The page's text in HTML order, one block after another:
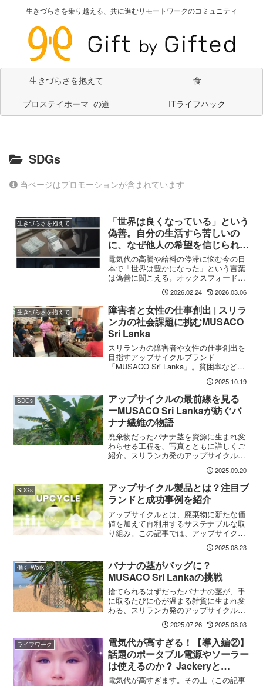
生きづらさを乗り越える、共に進むリモートワークのコミュニティ
生きづらさを抱えて
食
プロステイホーマ−の道
ITライフハック
SDGs
当ページはプロモーションが含まれています
生きづらさを抱えて
「世界は良くなっている」という
偽善。自分の生活すら苦しいの
に、なぜ他人の希望を信じられる
のか？
電気代の高騰や給料の停滞に悩む今の日
本で「世界は豊かになった」という言葉
は偽善に聞こえる。オックスフォード大
学の調査グループOWIDのデータを元
に、1分間に10人の子供が死ぬ残酷な現実
と、それでも人類が成し遂げてきた進歩
の矛盾を読み解きます。
2026.02.24 2026.03.06
生きづらさを抱えて
障害者と女性の仕事創出 | スリラ
ンカの社会課題に挑むMUSACO
Sri Lanka
スリランカの障害者や女性の仕事創出を
目指すアップサイクルブランド
「MUSACO Sri Lanka」。貧困率などの
統計から社会背景を分析し「誰もが地域
の一員として認められる社会」への取り
組みをご紹介。
2025.10.19
SDGs
アップサイクルの最前線を見る
ーMUSACO Sri Lankaが紡ぐバ
ナナ繊維の物語
廃棄物だったバナナ茎を資源に生まれ変
わらせる工程を、写真とともに詳しくご
紹介。スリランカ発のアップサイクルブ
ランド「MUSACO Sri Lanka」の、バナ
ナの茎から糸を紡ぐエコな手仕事は地球
環境を守る取り組みのひとつとして注目
されています。
2025.09.20
SDGs
アップサイクル製品とは？注目ブ
ランドと成功事例を紹介
アップサイクルとは、廃棄物に新たな価
値を加えて再利用するサステナブルな取
り組み。この記事では、アップサイクル
の意味、始め方、注目ブランドまでわか
りやすく解説します。環境にやさしい暮
らしを始めたい方必見！
2025.08.23
働く-Work
バナナの茎がバッグに？
MUSACO Sri Lankaの挑戦
捨てられるはずだったバナナの茎が、手
に取るたびに心が温まる雑貨に生まれ変
わる、スリランカ発のアップサイクルブ
ランド。貧困地域の障害者・女性の自立
を目指す活動の歩みと製品の魅力に迫り
ます。
2025.07.26 2025.08.03
ライフワーク
電気代が高すぎる！【導入編②】
話題のポータブル電源やソーラー
は使えるのか？ Jackeryと
Ecoflowを購入してみた
電気代が高すぎます。その上（この記事